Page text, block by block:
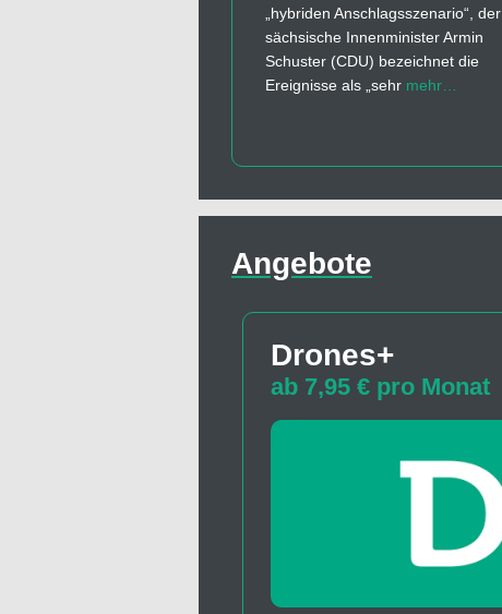
„hybriden Anschlagsszenario“, der
sächsische Innenminister Armin
Schuster (CDU) bezeichnet die
Ereignisse als „sehr mehr…
Angebote
Drones+
ab 7,95 € pro Monat